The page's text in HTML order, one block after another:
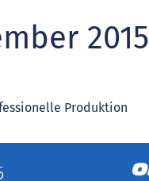
2015
Produktion